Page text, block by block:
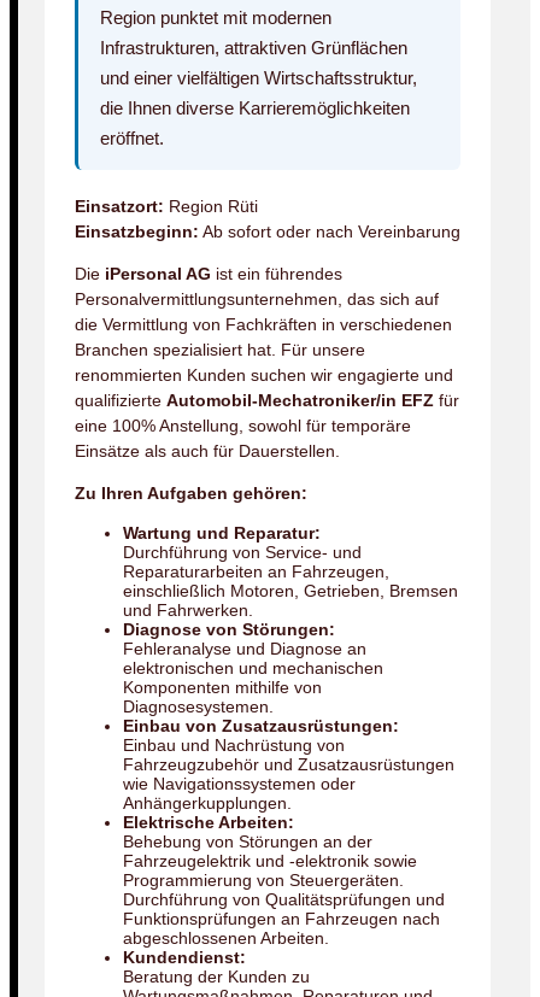
Region punktet mit modernen
Infrastrukturen, attraktiven Grünflächen
und einer vielfältigen Wirtschaftsstruktur,
die Ihnen diverse Karrieremöglichkeiten
eröffnet.
Einsatzort: Region Rüti
Einsatzbeginn: Ab sofort oder nach Vereinbarung
Die iPersonal AG ist ein führendes
Personalvermittlungsunternehmen, das sich auf
die Vermittlung von Fachkräften in verschiedenen
Branchen spezialisiert hat. Für unsere
renommierten Kunden suchen wir engagierte und
qualifizierte Automobil-Mechatroniker/in EFZ für
eine 100% Anstellung, sowohl für temporäre
Einsätze als auch für Dauerstellen.
Zu Ihren Aufgaben gehören:
Wartung und Reparatur:
Durchführung von Service- und
Reparaturarbeiten an Fahrzeugen,
einschließlich Motoren, Getrieben, Bremsen
und Fahrwerken.
Diagnose von Störungen:
Fehleranalyse und Diagnose an
elektronischen und mechanischen
Komponenten mithilfe von
Diagnosesystemen.
Einbau von Zusatzausrüstungen:
Einbau und Nachrüstung von
Fahrzeugzubehör und Zusatzausrüstungen
wie Navigationssystemen oder
Anhängerkupplungen.
Elektrische Arbeiten:
Behebung von Störungen an der
Fahrzeugelektrik und -elektronik sowie
Programmierung von Steuergeräten.
Durchführung von Qualitätsprüfungen und
Funktionsprüfungen an Fahrzeugen nach
abgeschlossenen Arbeiten.
Kundendienst:
Beratung der Kunden zu